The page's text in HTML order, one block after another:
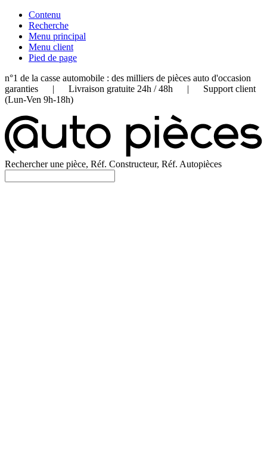
Contenu
Recherche
Menu principal
Menu client
Pied de page
n°1 de la casse automobile : des milliers de pièces auto d'occasion
garanties | Livraison gratuite 24h / 48h | Support client
(Lun-Ven 9h-18h)
Rechercher une pièce, Réf. Constructeur, Réf. Autopièces